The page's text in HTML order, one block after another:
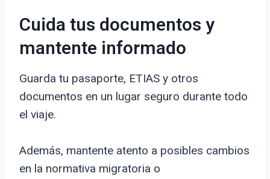
Cuida tus documentos y
mantente informado
Guarda tu pasaporte, ETIAS y otros
documentos en un lugar seguro durante todo
el viaje.
Además, mantente atento a posibles cambios
en la normativa migratoria o